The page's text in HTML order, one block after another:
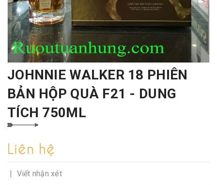
JOHNNIE WALKER 18 PHIÊN
BẢN HỘP QUÀ F21 - DUNG
TÍCH 750ML
Liên hệ
| Viết nhận xét